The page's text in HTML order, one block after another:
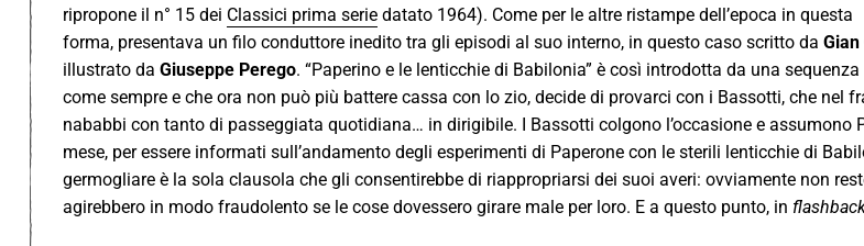
ripropone il n° 15 dei Classici prima serie datato 1964). Come per le altre ristampe dell’epoca in questa
forma, presentava un filo conduttore inedito tra gli episodi al suo interno, in questo caso scritto da
illustrato da Giuseppe Perego. “Paperino e le lenticchie di Babilonia” è così introdotta da una
come sempre e che ora non può più battere cassa con lo zio, decide di provarci con i Bassotti, che nel
nababbi con tanto di passeggiata quotidiana… in dirigibile. I Bassotti colgono l’occasione e assumono
mese, per essere informati sull’andamento degli esperimenti di Paperone con le sterili lenticchie di
germogliare è la sola clausola che gli consentirebbe di riappropriarsi dei suoi averi: ovviamente non
agirebbero in modo fraudolento se le cose dovessero girare male per loro. E a questo punto, in